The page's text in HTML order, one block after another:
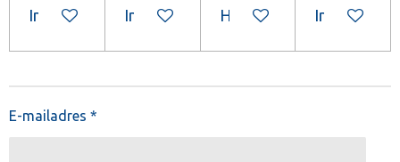
In winkelwagenIn winkelwagenHoud mij op de hoogte
In
E-mailadres *